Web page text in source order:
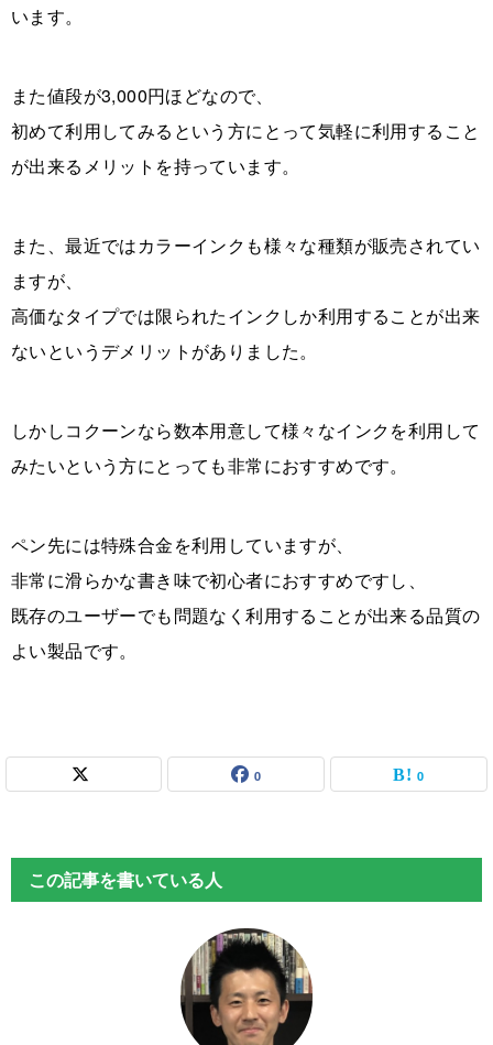
います。
また値段が3,000円ほどなので、
初めて利用してみるという方にとって気軽に利用すること
が出来るメリットを持っています。
また、最近ではカラーインクも様々な種類が販売されてい
ますが、
高価なタイプでは限られたインクしか利用することが出来
ないというデメリットがありました。
しかしコクーンなら数本用意して様々なインクを利用して
みたいという方にとっても非常におすすめです。
ペン先には特殊合金を利用していますが、
非常に滑らかな書き味で初心者におすすめですし、
既存のユーザーでも問題なく利用することが出来る品質の
よい製品です。
0 0
この記事を書いている人